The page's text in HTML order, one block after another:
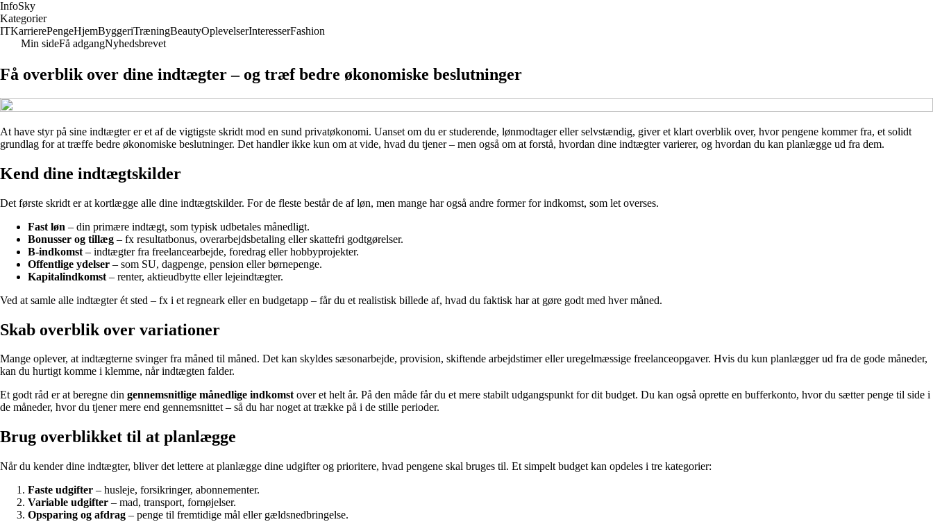
InfoSky
Kategorier
ITKarrierePengeHjemByggeriTræningBeautyOplevelserInteresserFashion
Min sideFå adgangNyhedsbrevet
Få overblik over dine indtægter – og træf bedre økonomiske beslutninger
At have styr på sine indtægter er et af de vigtigste skridt mod en sund privatøkonomi. Uanset om du er studerende, lønmodtager eller selvstændig, giver et klart overblik over, hvor pengene kommer fra, et solidt
grundlag for at træffe bedre økonomiske beslutninger. Det handler ikke kun om at vide, hvad du tjener – men også om at forstå, hvordan dine indtægter varierer, og hvordan du kan planlægge ud fra dem.
Kend dine indtægtskilder
Det første skridt er at kortlægge alle dine indtægtskilder. For de fleste består de af løn, men mange har også andre former for indkomst, som let overses.
Fast løn – din primære indtægt, som typisk udbetales månedligt.
Bonusser og tillæg – fx resultatbonus, overarbejdsbetaling eller skattefri godtgørelser.
B-indkomst – indtægter fra freelancearbejde, foredrag eller hobbyprojekter.
Offentlige ydelser – som SU, dagpenge, pension eller børnepenge.
Kapitalindkomst – renter, aktieudbytte eller lejeindtægter.
Ved at samle alle indtægter ét sted – fx i et regneark eller en budgetapp – får du et realistisk billede af, hvad du faktisk har at gøre godt med hver måned.
Skab overblik over variationer
Mange oplever, at indtægterne svinger fra måned til måned. Det kan skyldes sæsonarbejde, provision, skiftende arbejdstimer eller uregelmæssige freelanceopgaver. Hvis du kun planlægger ud fra de gode måneder,
kan du hurtigt komme i klemme, når indtægten falder.
Et godt råd er at beregne din gennemsnitlige månedlige indkomstover et helt år. På den måde får du et mere stabilt udgangspunkt for dit budget. Du kan også oprette en bufferkonto, hvor du sætter penge til side i
de måneder, hvor du tjener mere end gennemsnittet – så du har noget at trække på i de stille perioder.
Brug overblikket til at planlægge
Når du kender dine indtægter, bliver det lettere at planlægge dine udgifter og prioritere, hvad pengene skal bruges til. Et simpelt budget kan opdeles i tre kategorier:
Faste udgifter – husleje, forsikringer, abonnementer.
Variable udgifter – mad, transport, fornøjelser.
Opsparing og afdrag – penge til fremtidige mål eller gældsnedbringelse.